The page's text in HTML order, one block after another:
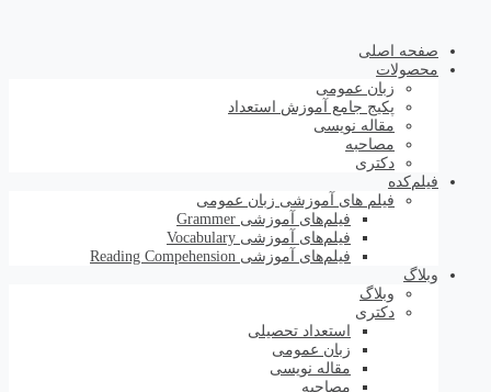
صفحه اصلی
محصولات
زبان عمومی
پکیج جامع آموزش استعداد
مقاله نویسی
مصاحبه
دکتری
فیلم‌کده
فیلم های آموزشی زبان عمومی
فیلم‌های آموزشی Grammer
فیلم‌های آموزشی Vocabulary
فیلم‌های آموزشی Reading Compehension
وبلاگ
وبلاگ
دکتری
استعداد تحصیلی
زبان عمومی
مقاله نویسی
مصاحبه